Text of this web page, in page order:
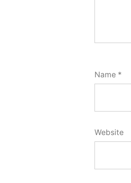
Name *
Website